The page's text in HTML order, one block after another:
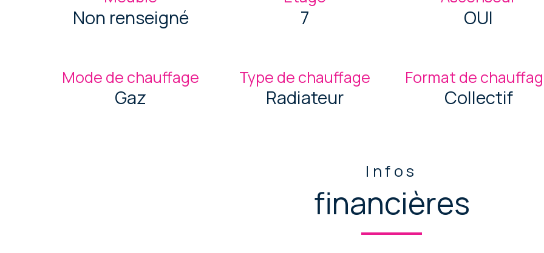
Non renseigné 7 OUI
Mode de chauffage
Gaz
Type de chauffage
Radiateur
Format de
Collectif
Infos
financières